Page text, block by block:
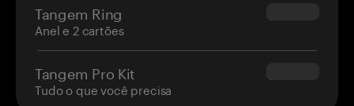
Tangem Ring
Anel e 2 cartões
$160.00
Tangem Pro Kit
Tudo o que você precisa
$180.00